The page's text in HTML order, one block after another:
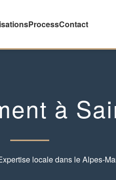
ProcessContact
à
locale dans le Alpes-